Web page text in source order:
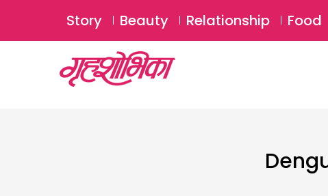
Story Beauty Relationship Food